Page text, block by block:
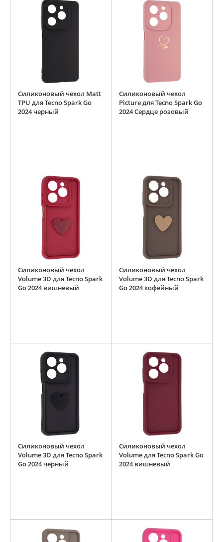
Силиконовый чехол Matt
TPU для Tecno Spark Go
2024 черный
Силиконовый чехол
Picture для Tecno Spark Go
2024 Сердце розовый
Силиконовый чехол
Volume 3D для Tecno Spark
Go 2024 вишневый
Силиконовый чехол
Volume 3D для Tecno Spark
Go 2024 кофейный
Силиконовый чехол
Volume 3D для Tecno Spark
Go 2024 черный
Силиконовый чехол
Volume для Tecno Spark Go
2024 вишневый